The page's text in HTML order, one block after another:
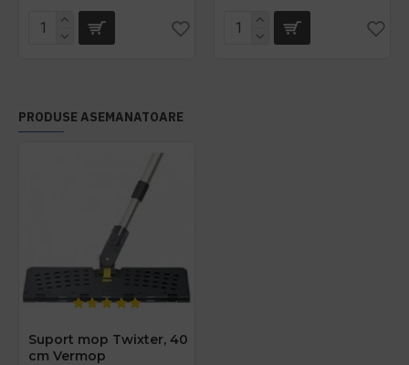
PRODUSE ASEMANATOARE
Suport mop Twixter, 40
cm Vermop